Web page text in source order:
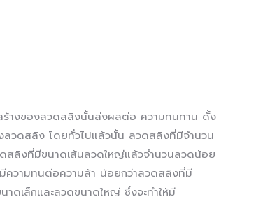
ร้างของลวดสลิงนั้นส่งผลต่อ ความทนทาน ดั้ง
ลวดสลิง โดยทั่วไปแล้วนั้น ลวดสลิงที่มีจำนวน
สลิงที่มีขนาดเส้นลวดใหญ่แล้วจำนวนลวดน้อย
ความทนต่อความล้า น้อยกว่าลวดสลิงที่มี
ดเล็กและลวดขนาดใหญ่ ซึ่งจะทำให้มี